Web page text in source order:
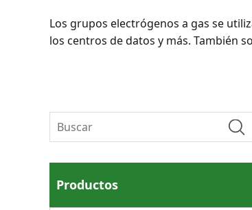
Los grupos electrógenos a gas se
los centros de datos y más. También
Productos